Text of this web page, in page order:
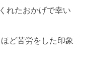
れたおかげで幸い
ど苦労をした印象